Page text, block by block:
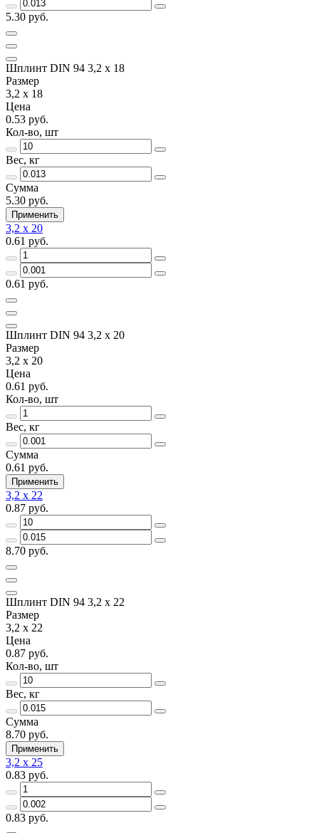
5.30 руб.
Шплинт DIN 94 3,2 x 18
Размер
3,2 x 18
Цена
0.53 руб.
Кол-во, шт
Вес, кг
Сумма
5.30 руб.
Применить
3,2 x 20
0.61 руб.
0.61 руб.
Шплинт DIN 94 3,2 x 20
Размер
3,2 x 20
Цена
0.61 руб.
Кол-во, шт
Вес, кг
Сумма
0.61 руб.
Применить
3,2 x 22
0.87 руб.
8.70 руб.
Шплинт DIN 94 3,2 x 22
Размер
3,2 x 22
Цена
0.87 руб.
Кол-во, шт
Вес, кг
Сумма
8.70 руб.
Применить
3,2 x 25
0.83 руб.
0.83 руб.